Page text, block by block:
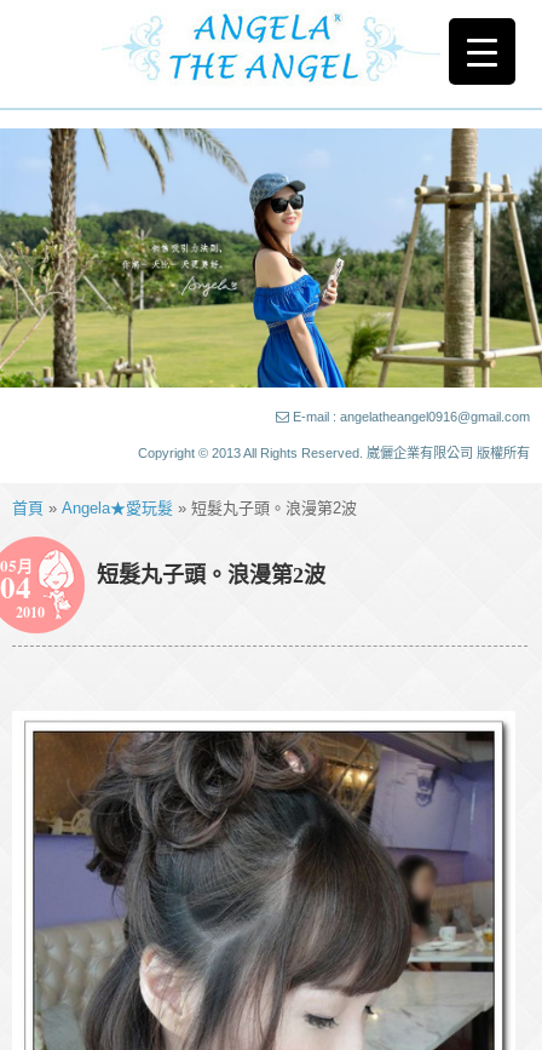
E-mail : angelatheangel0916@gmail.com
Copyright © 2013 All Rights Reserved. 崴儷企業有限公司 版權所有
首頁 » Angela★愛玩髮 » 短髮丸子頭。浪漫第2波
05月
04
2010
短髮丸子頭。浪漫第2波